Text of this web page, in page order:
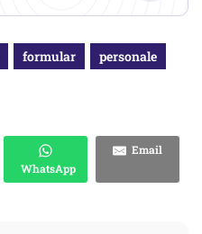
formular personale
WhatsApp
Email